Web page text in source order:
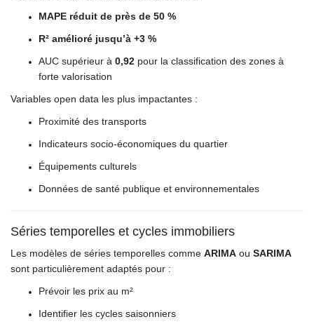
MAPE réduit de près de 50 %
R² amélioré jusqu’à +3 %
AUC supérieur à 0,92 pour la classification des zones à
forte valorisation
Variables open data les plus impactantes :
Proximité des transports
Indicateurs socio-économiques du quartier
Équipements culturels
Données de santé publique et environnementales
Séries temporelles et cycles immobiliers
Les modèles de séries temporelles comme ARIMA ou SARIMA
sont particulièrement adaptés pour :
Prévoir les prix au m²
Identifier les cycles saisonniers